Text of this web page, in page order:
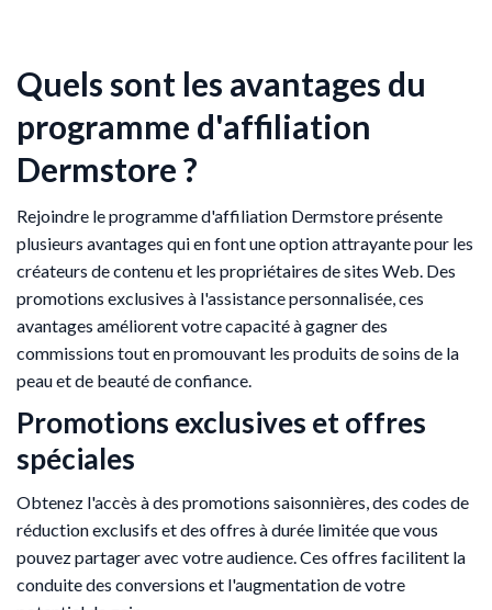
Quels sont les avantages du
programme d'affiliation
Dermstore ?
Rejoindre le programme d'affiliation Dermstore présente
plusieurs avantages qui en font une option attrayante pour les
créateurs de contenu et les propriétaires de sites Web. Des
promotions exclusives à l'assistance personnalisée, ces
avantages améliorent votre capacité à gagner des
commissions tout en promouvant les produits de soins de la
peau et de beauté de confiance.
Promotions exclusives et offres
spéciales
Obtenez l'accès à des promotions saisonnières, des codes de
réduction exclusifs et des offres à durée limitée que vous
pouvez partager avec votre audience. Ces offres facilitent la
conduite des conversions et l'augmentation de votre